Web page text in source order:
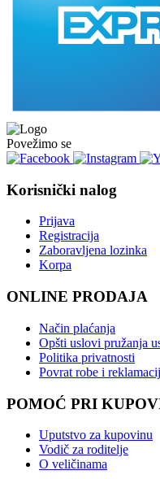
Povežimo se
Korisnički nalog
Prijava
Registracija
Zaboravljena lozinka
Korpa
ONLINE PRODAJA
Način plaćanja
Opšti uslovi pružanja
Politika privatnosti
Povrat robe i
POMOĆ PRI
Uputstvo za kupovinu
Vodič za roditelje
O veličinama